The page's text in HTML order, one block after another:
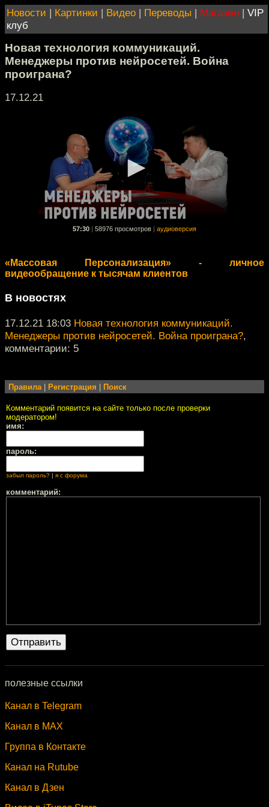
Новости | Картинки | Видео | Переводы | Магазин | VIP
клуб
Новая технология коммуникаций.
Менеджеры против нейросетей. Война
проиграна?
17.12.21
57:30 58976 просмотров аудиоверсия
«Массовая Персонализация» - личное
видеообращение к тысячам клиентов
В новостях
17.12.21 18:03 Новая технология коммуникаций.
Менеджеры против нейросетей. Война проиграна?,
комментарии: 5
Правила| Регистрация Поиск
Комментарий появится на сайте только после проверки
модератором!
имя:
пароль:
забыл пароль? я с форума
комментарий:
полезные ссылки
Канал в Telegram
Канал в MAX
Группа в Контакте
Канал на Rutube
Канал в Дзен